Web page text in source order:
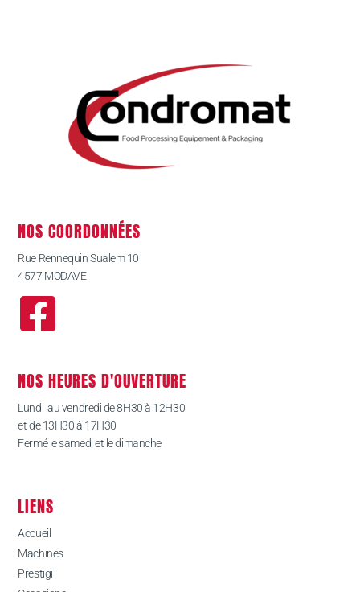
NOS COORDONNÉES
Rue Rennequin Sualem 10
4577 MODAVE
NOS HEURES D'OUVERTURE
Lundi au vendredi de 8H30 à 12H30
et de 13H30 à 17H30
Fermé le samedi et le dimanche
LIENS
Accueil
Machines
Prestigi